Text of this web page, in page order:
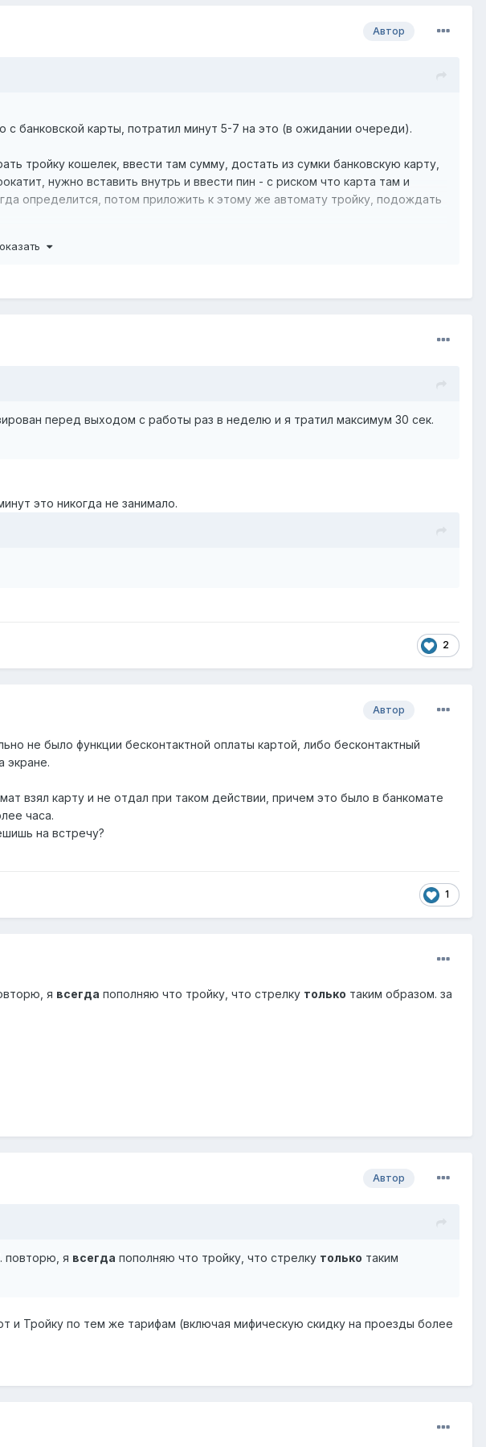
Автор
банковской карты, потратил минут 5-7 на это (в ожидании очереди).
тройку кошелек, ввести там сумму, достать из сумки банковскую карту,
нужно вставить внутрь и ввести пин - с риском что карта там и
определится, потом приложить к этому же автомату тройку, подождать
перед выходом с работы раз в неделю и я тратил максимум 30 сек.
перед выходом с работы раз в неделю и я тратил максимум 30 сек.
это никогда не занимало.
2
Автор
не было функции бесконтактной оплаты картой, либо бесконтактный
экране.
взял карту и не отдал при таком действии, причем это было в банкомате
часа.
на встречу?
1
я всегда пополняю что тройку, что стрелку только таким образом. за
Автор
повторю, я всегда пополняю что тройку, что стрелку только таким
и Тройку по тем же тарифам (включая мифическую скидку на проезды более